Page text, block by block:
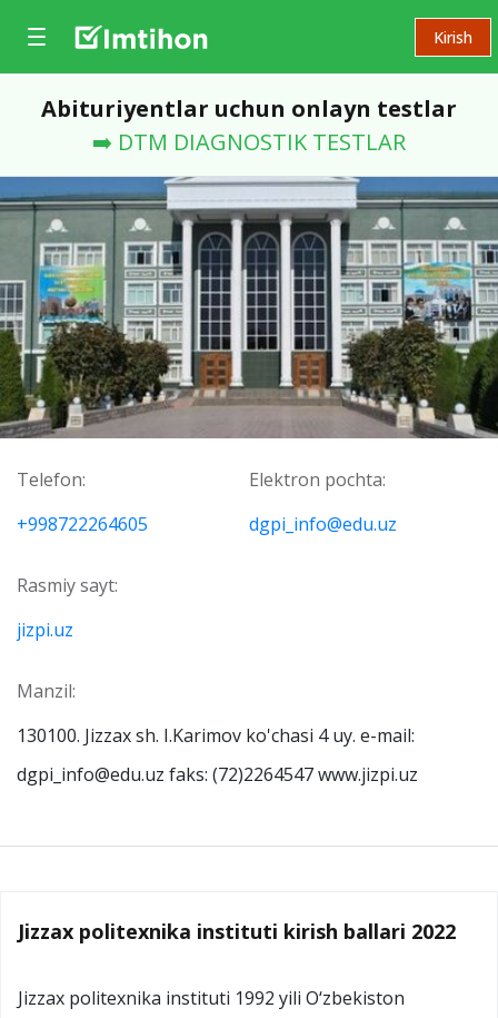
Kirish
Abituriyentlar uchun onlayn testlar
➡️ DTM DIAGNOSTIK TESTLAR
Telefon:
+998722264605
Elektron pochta:
dgpi_info@edu.uz
Rasmiy sayt:
jizpi.uz
Manzil:
130100. Jizzax sh. I.Karimov ko'chasi 4 uy. e-mail:
dgpi_info@edu.uz faks: (72)2264547 www.jizpi.uz
Jizzax politexnika instituti kirish ballari 2022
Jizzax politexnika instituti 1992 yili O‘zbekiston